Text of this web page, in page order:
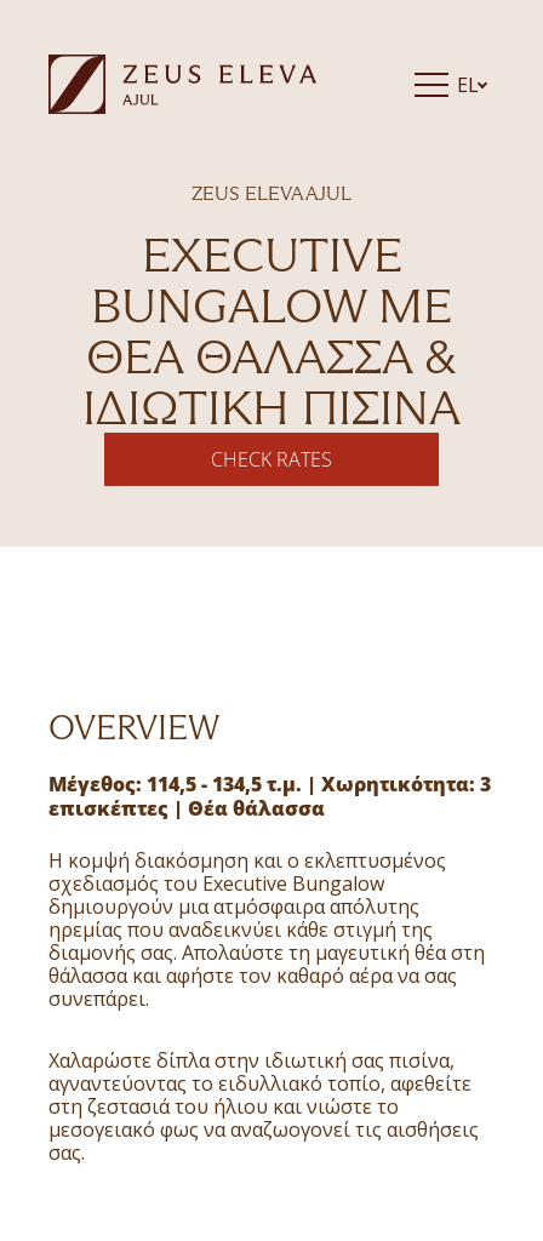
EL
ZEUS ELEVA AJUL
EXECUTIVE
BUNGALOW ΜΕ
ΘΈΑ ΘΆΛΑΣΣΑ &
IΔΙΩΤΙΚΉ ΠΙΣΊΝΑ
CHECK RATES
OVERVIEW
Μέγεθος: 114,5 - 134,5 τ.μ. | Χωρητικότητα: 3
επισκέπτες | Θέα θάλασσα
Η κομψή διακόσμηση και ο εκλεπτυσμένος
σχεδιασμός του Executive Bungalow
δημιουργούν μια ατμόσφαιρα απόλυτης
ηρεμίας που αναδεικνύει κάθε στιγμή της
διαμονής σας. Απολαύστε τη μαγευτική θέα στη
θάλασσα και αφήστε τον καθαρό αέρα να σας
συνεπάρει.
Χαλαρώστε δίπλα στην ιδιωτική σας πισίνα,
αγναντεύοντας το ειδυλλιακό τοπίο, αφεθείτε
στη ζεστασιά του ήλιου και νιώστε το
μεσογειακό φως να αναζωογονεί τις αισθήσεις
σας.